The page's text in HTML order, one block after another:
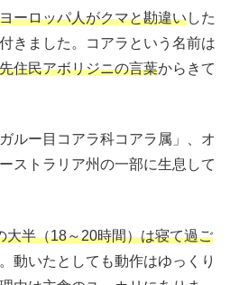
ヨーロッパ人がクマと勘違いした
付きました。コアラという名前は
先住民アボリジニの言葉からきて
ルー目コアラ科コアラ属」、オ
ストラリア州の一部に生息して
大半（18～20時間）は寝て過ご
動いたとしても動作はゆっくり